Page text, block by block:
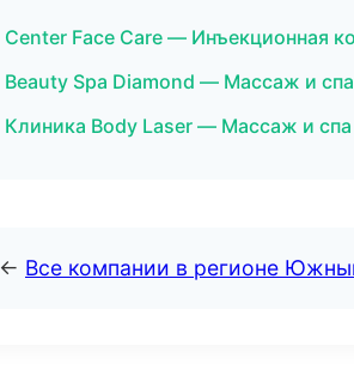
Center Face Care — Инъекционная
Beauty Spa Diamond — Массаж и
Клиника Body Laser — Массаж и спа
← Все компании в регионе